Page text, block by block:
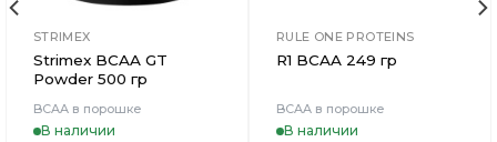
STRIMEX
Strimex BCAA GT
Powder 500 гр
BCAA в порошке
В наличии
RULE ONE PROTEINS
R1 BCAA 249 гр
BCAA в порошке
В наличии